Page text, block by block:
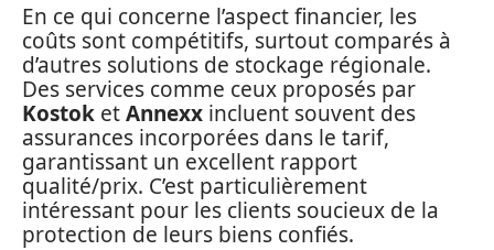
En ce qui concerne l’aspect financier, les
coûts sont compétitifs, surtout comparés à
d’autres solutions de stockage régionale.
Des services comme ceux proposés par
Kostok etAnnexx incluent souvent des
assurances incorporées dans le tarif,
garantissant un excellent rapport
qualité/prix. C’est particulièrement
intéressant pour les clients soucieux de la
protection de leurs biens confiés.